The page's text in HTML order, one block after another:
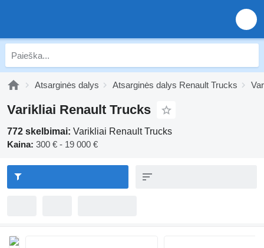
Atsarginės dalys Atsarginės dalys Renault Trucks
Varikliai Renault Trucks
772 skelbimai: Varikliai Renault Trucks
Kaina: 300 € - 19 000 €